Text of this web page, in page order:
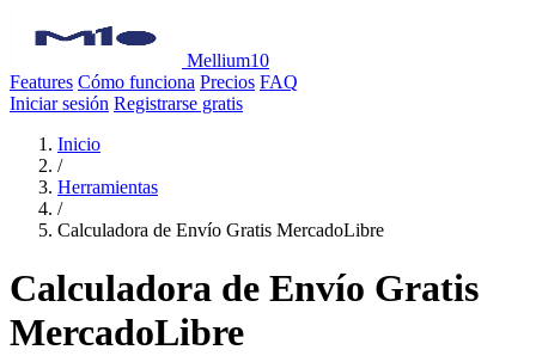
Mellium10
Features Cómo funciona Precios FAQ
Iniciar sesión Registrarse gratis
Inicio
/
Herramientas
/
Calculadora de Envío Gratis MercadoLibre
Calculadora de Envío Gratis
MercadoLibre